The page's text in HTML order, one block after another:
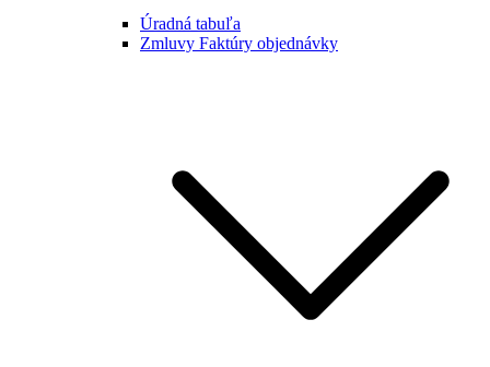
Úradná tabuľa
Zmluvy Faktúry objednávky